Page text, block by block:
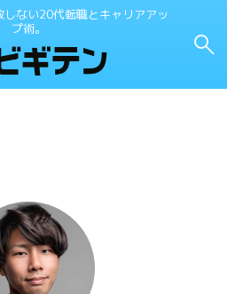
ない20代転職とキャリアアッ
プ術。